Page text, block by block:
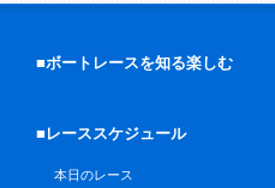
■ボートレースを知る楽しむ
■レーススケジュール
本日のレース